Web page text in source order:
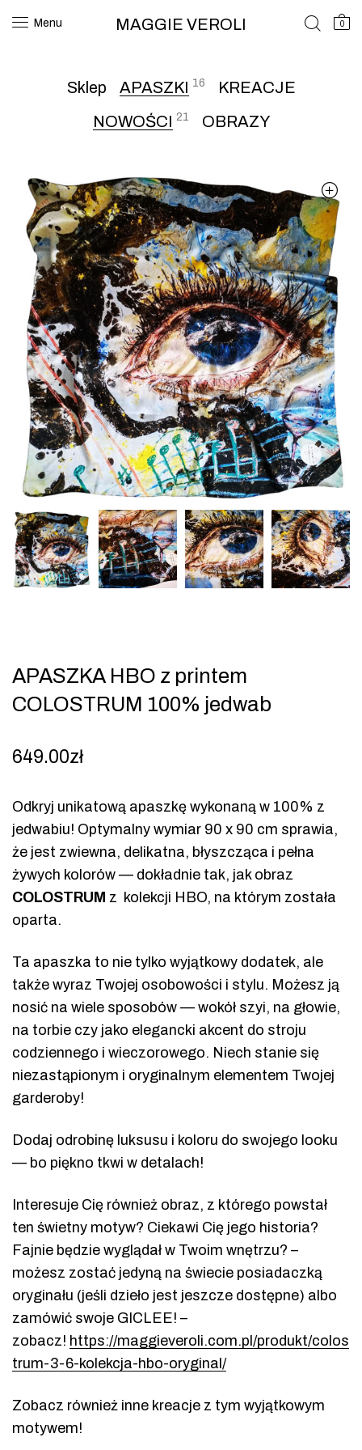
Menu MAGGIE VEROLI 0
Sklep APASZKI 16
KREACJE
NOWOŚCI 21 OBRAZY
APASZKA HBO z printem
COLOSTRUM 100% jedwab
649.00zł
Odkryj unikatową apaszkę wykonaną w 100% z
jedwabiu! Optymalny wymiar 90 x 90 cm sprawia,
że jest zwiewna, delikatna, błyszcząca i pełna
żywych kolorów — dokładnie tak, jak obraz
COLOSTRUM z kolekcji HBO, na którym została
oparta.
Ta apaszka to nie tylko wyjątkowy dodatek, ale
także wyraz Twojej osobowości i stylu. Możesz ją
nosić na wiele sposobów — wokół szyi, na głowie,
na torbie czy jako elegancki akcent do stroju
codziennego i wieczorowego. Niech stanie się
niezastąpionym i oryginalnym elementem Twojej
garderoby!
Dodaj odrobinę luksusu i koloru do swojego looku
— bo piękno tkwi w detalach!
Interesuje Cię również obraz, z którego powstał
ten świetny motyw? Ciekawi Cię jego historia?
Fajnie będzie wyglądał w Twoim wnętrzu? –
możesz zostać jedyną na świecie posiadaczką
oryginału (jeśli dzieło jest jeszcze dostępne) albo
zamówić swoje GICLEE! –
zobacz! https://maggieveroli.com.pl/produkt/colos
trum-3-6-kolekcja-hbo-oryginal/
Zobacz również inne kreacje z tym wyjątkowym
motywem!